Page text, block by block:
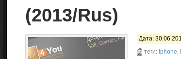
(2013/Rus)
Дата:
теги: iphone,